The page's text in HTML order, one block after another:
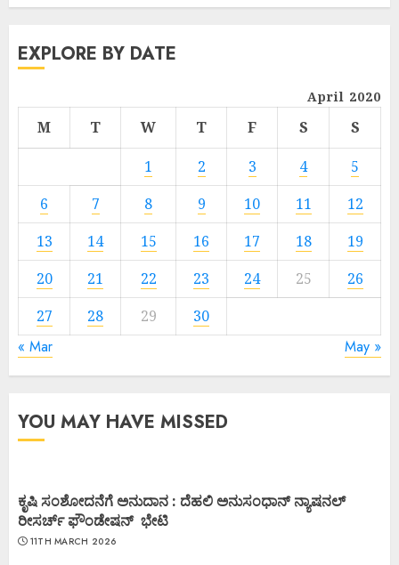
EXPLORE BY DATE
April 2020
M T W T F S
S
1
2 3 4
5
6
7 8 9 10 11
12
13
14 15 16 17 18
19
20
21 22 23 24 25
26
27
28 29 30
« Mar May »
YOU MAY HAVE MISSED
ಕೃಷಿ ಸಂಶೋದನೆಗೆ ಅನುದಾನ : ದೆಹಲಿ ಅನುಸಂಧಾನ್ ನ್ಯಾಷನಲ್
ರೀಸರ್ಚ್ ಫೌಂಡೇಷನ್ ಭೇಟಿ
11TH MARCH 2026